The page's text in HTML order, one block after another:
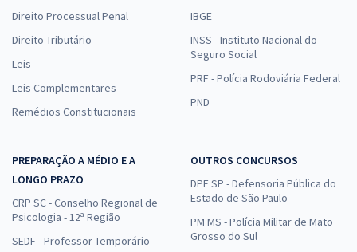
Direito Processual Penal
Direito Tributário
Leis
Leis Complementares
Remédios Constitucionais
IBGE
INSS - Instituto Nacional do
Seguro Social
PRF - Polícia Rodoviária Federal
PND
PREPARAÇÃO A MÉDIO E A
LONGO PRAZO
CRP SC - Conselho Regional de
Psicologia - 12ª Região
SEDF - Professor Temporário
OUTROS CONCURSOS
DPE SP - Defensoria Pública do
Estado de São Paulo
PM MS - Polícia Militar de Mato
Grosso do Sul